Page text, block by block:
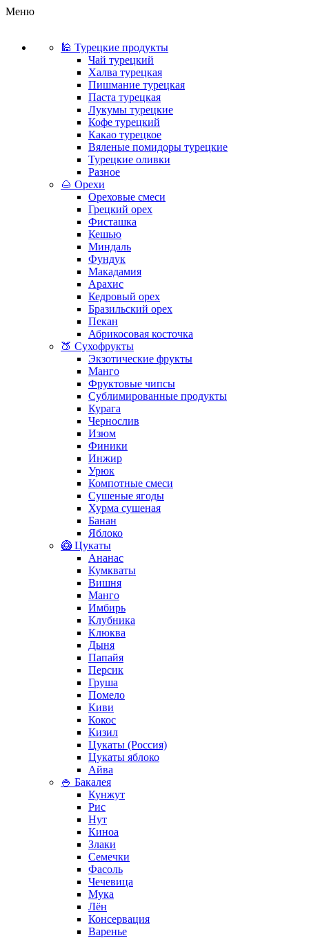
Меню
🕌 Турецкие продукты
Чай турецкий
Халва турецкая
Пишмание турецкая
Паста турецкая
Лукумы турецкие
Кофе турецкий
Какао турецкое
Вяленые помидоры турецкие
Турецкие оливки
Разное
🌰 Орехи
Ореховые смеси
Грецкий орех
Фисташка
Кешью
Миндаль
Фундук
Макадамия
Арахис
Кедровый орех
Бразильский орех
Пекан
Абрикосовая косточка
🍑 Сухофрукты
Экзотические фрукты
Манго
Фруктовые чипсы
Сублимированные продукты
Курага
Чернослив
Изюм
Финики
Инжир
Урюк
Компотные смеси
Сушеные ягоды
Хурма сушеная
Банан
Яблоко
🥝 Цукаты
Ананас
Кумкваты
Вишня
Манго
Имбирь
Клубника
Клюква
Дыня
Папайя
Персик
Груша
Помело
Киви
Кокос
Кизил
Цукаты (Россия)
Цукаты яблоко
Айва
🍚 Бакалея
Кунжут
Рис
Нут
Киноа
Злаки
Семечки
Фасоль
Чечевица
Мука
Лён
Консервация
Варенье